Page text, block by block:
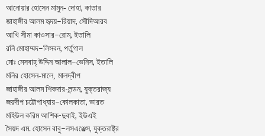
আনোয়ার হোসেন মামুন- দোহা, কাতার
জাহাঙ্গীর আলম হৃদয়–রিয়াদ, সৌদিআরব
আখি সীমা কাওসার–রোম,ইতালি
রনি মোহাম্মদ–লিসবন, পর্তুগাল
মোঃ মেসবাহ্ উদ্দিন আলাল–ভেনিস,ইতালি
মনির হোসেন-মালে, মালদ্বীপ
জাহাঙ্গীর আলম শিকদার-লন্ডন, যুক্তরাজ্য
জয়দীপ চট্টোপাধ্যায়–কোলকাতা, ভারত
মহিউল করিম আশিক-দুবাই, ইউএই
সৈয়দ এম. হোসেন বাবু–লসএঞ্জেল্স, যুক্তরাষ্ট্র